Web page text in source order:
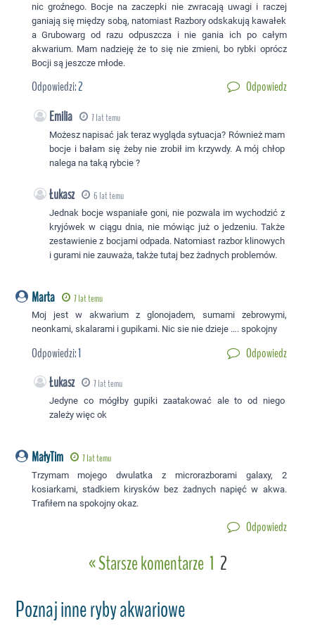
nic groźnego. Bocje na zaczepki nie zwracają uwagi i raczej
ganiają się między sobą, natomiast Razbory odskakują kawałek
a Grubowarg od razu odpuszcza i nie gania ich po całym
akwarium. Mam nadzieję że to się nie zmieni, bo rybki oprócz
Bocji są jeszcze młode.
Odpowiedzi:2 Odpowiedz
Emilia 7 lat temu
Możesz napisać jak teraz wygląda sytuacja? Również mam
bocje i bałam się żeby nie zrobił im krzywdy. A mój chłop
nalega na taką rybcie ?
Łukasz 6 lat temu
Jednak bocje wspaniałe goni, nie pozwala im wychodzić z
kryjówek w ciągu dnia, nie mówiąc już o jedzeniu. Także
zestawienie z bocjami odpada. Natomiast razbor klinowych
i gurami nie zauważa, także tutaj bez żadnych problemów.
Marta 7 lat temu
Moj jest w akwarium z glonojadem, sumami zebrowymi,
neonkami, skalarami i gupikami. Nic sie nie dzieje …. spokojny
Odpowiedzi:1 Odpowiedz
Łukasz 7 lat temu
Jedyne co mógłby gupiki zaatakować ale to od niego
zależy więc ok
MałyTim 7 lat temu
Trzymam mojego dwulatka z microrazborami galaxy, 2
kosiarkami, stadkiem kirysków bez żadnych napięć w akwa.
Trafiłem na spokojny okaz.
Odpowiedz
« Starsze komentarze 1 2
Poznaj inne ryby akwariowe